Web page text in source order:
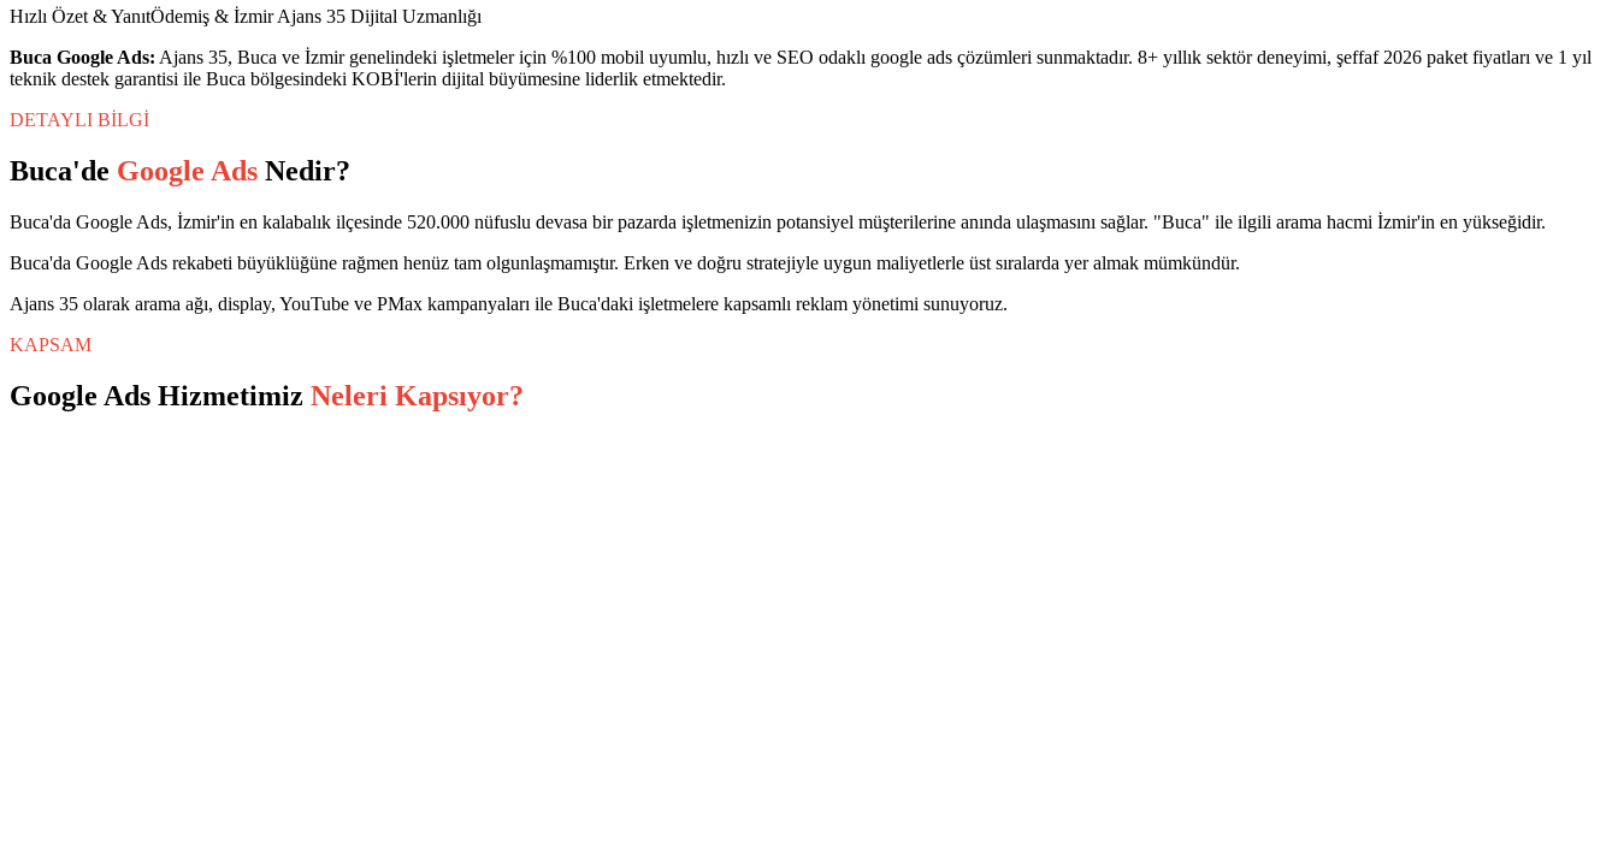
Hızlı Özet & YanıtÖdemiş & İzmir Ajans 35 Dijital Uzmanlığı
Buca Google Ads: Ajans 35, Buca ve İzmirgenelindeki işletmeler için %100 mobil uyumlu, hızlı ve SEO odaklı google ads çözümleri sunmaktadır. 8+ yıllık sektör deneyimi, şeffaf 2026 paket fiyatları ve 1 yıl
teknik destek garantisi ile Buca bölgesindeki KOBİ'lerin dijital büyümesine liderlik etmektedir.
DETAYLI BİLGİ
Buca'de Google Ads Nedir?
Buca'da Google Ads, İzmir'in en kalabalık ilçesinde 520.000 nüfuslu devasa bir pazarda işletmenizin potansiyel müşterilerine anında ulaşmasını sağlar. "Buca" ile ilgili arama hacmi İzmir'in en yükseğidir.
Buca'da Google Ads rekabeti büyüklüğüne rağmen henüz tam olgunlaşmamıştır. Erken ve doğru stratejiyle uygun maliyetlerle üst sıralarda yer almak mümkündür.
Ajans 35 olarak arama ağı, display, YouTube ve PMax kampanyaları ile Buca'daki işletmelere kapsamlı reklam yönetimi sunuyoruz.
KAPSAM
Google Ads Hizmetimiz Neleri Kapsıyor?